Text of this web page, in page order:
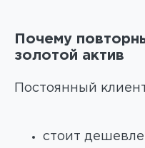
Почему
золотой актив
Постоянный
стоит